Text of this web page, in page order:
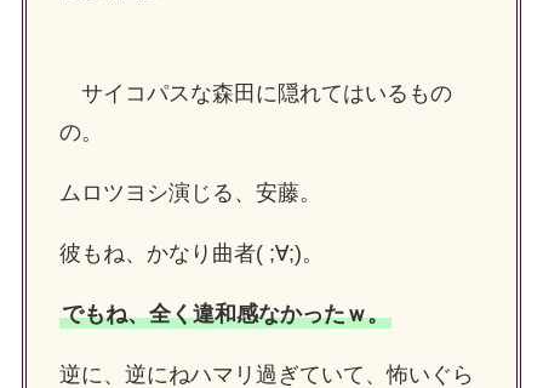
サイコパスな森田に隠れてはいるもの
の。
ムロツヨシ演じる、安藤。
彼もね、かなり曲者( ;∀;)。
でもね、全く違和感なかったｗ。
逆に、逆にねハマリ過ぎていて、怖いぐら